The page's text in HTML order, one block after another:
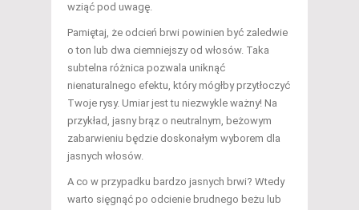
wziąć pod uwagę.
Pamiętaj, że odcień brwi powinien być zaledwie
o ton lub dwa ciemniejszy od włosów. Taka
subtelna różnica pozwala uniknąć
nienaturalnego efektu, który mógłby przytłoczyć
Twoje rysy. Umiar jest tu niezwykle ważny! Na
przykład, jasny brąz o neutralnym, beżowym
zabarwieniu będzie doskonałym wyborem dla
jasnych włosów.
A co w przypadku bardzo jasnych brwi? Wtedy
warto sięgnąć po odcienie brudnego beżu lub